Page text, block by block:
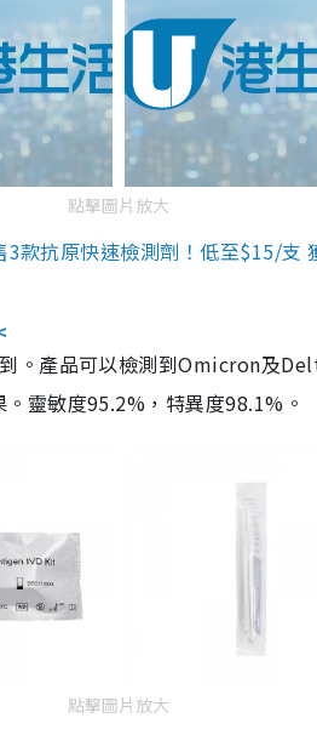
點擊圖片放大
款抗原快速檢測劑！低至$15/支
。產品可以檢測到Omicron及
靈敏度95.2%，特異度98.1%。
點擊圖片放大